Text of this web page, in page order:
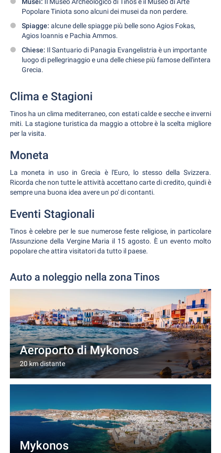
Popolare Tiniota sono alcuni dei musei da non perdere.
Spiagge: alcune delle spiagge più belle sono Agios Fokas,
Agios Ioannis e Pachia Ammos.
Chiese: Il Santuario di Panagia Evangelistria è un importante
luogo di pellegrinaggio e una delle chiese più famose dell'intera
Grecia.
Clima e Stagioni
Tinos ha un clima mediterraneo, con estati calde e secche e inverni
miti. La stagione turistica da maggio a ottobre è la scelta migliore
per la visita.
Moneta
La moneta in uso in Grecia è l'Euro, lo stesso della Svizzera.
Ricorda che non tutte le attività accettano carte di credito, quindi è
sempre una buona idea avere un po' di contanti.
Eventi Stagionali
Tinos è celebre per le sue numerose feste religiose, in particolare
l'Assunzione della Vergine Maria il 15 agosto. È un evento molto
popolare che attira visitatori da tutto il paese.
Auto a noleggio nella zona Tinos
Aeroporto di Mykonos
20 km distante
Mykonos